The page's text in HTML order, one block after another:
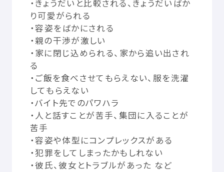
Mexへのお問 い合わせ
© Mex
・きょうだいと比較される、きょうだいばか
り可愛がられる
・容姿をばかにされる
・親の干渉が激 しい
・ 家に閉じ込められる、 家から追い出され
る
・ご飯を食べさせてもらえない、 服を洗濯
してもらえない
・バイト先でのパワハラ
・ 人 と話すことが苦手、 集団に入ることが
苦手
・容姿や体型にコンプレックスがある
・犯罪をしてしまったかもしれない
・彼氏、彼女 とトラブルがあった など